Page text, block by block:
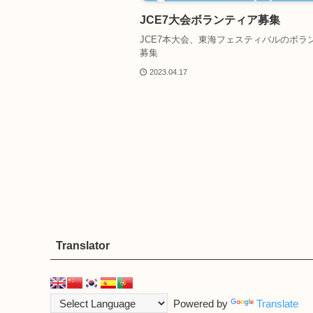
JCE7大会ボランティア募集
JCE7本大会、東海フェスティバルのボラ
募集
2023.04.17
Translator
Powered by Translate